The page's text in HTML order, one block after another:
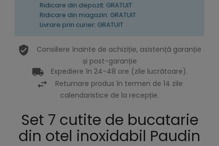
Ridicare din depozit: GRATUIT
Ridicare din magazin: GRATUIT
Livrare prin curier: GRATUIT
Consiliere înainte de achiziție, asistență garanție
și post-garanție
Expediere în 24-48 ore (zile lucrătoare).
Returnare produs în termen de 14 zile
calendaristice de la recepție.
Set 7 cutite de bucatarie
din otel inoxidabil Paudin